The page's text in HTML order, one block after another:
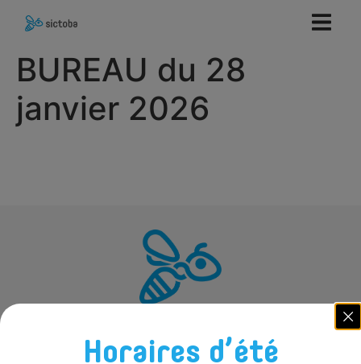
principal
BUREAU du 28
janvier 2026
Horaires d’été